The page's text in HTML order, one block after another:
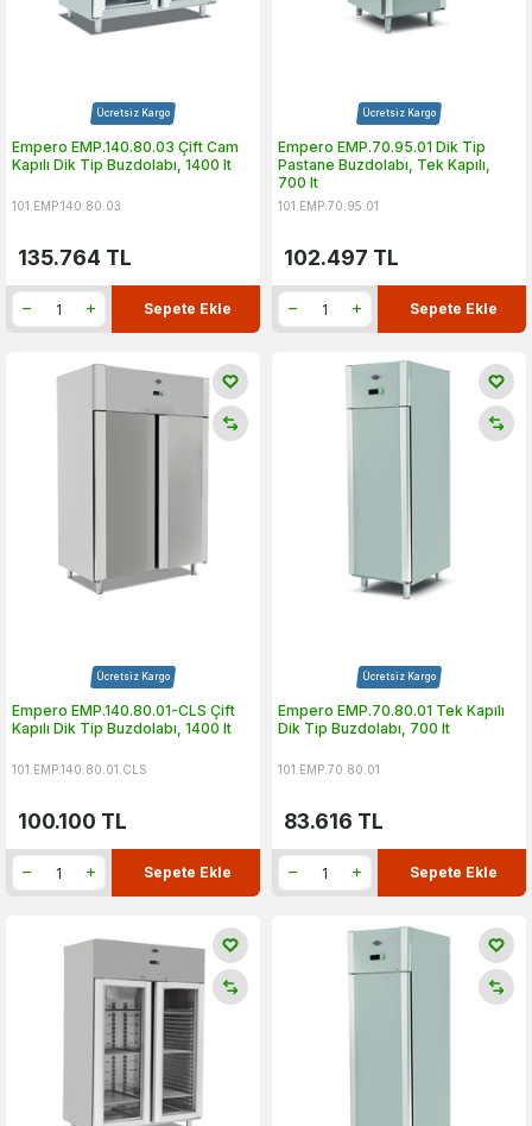
Ücretsiz Kargo
Empero EMP.140.80.03 Çift Cam
Kapılı Dik Tip Buzdolabı, 1400 lt
101.EMP.140.80.03
135.764 TL
Sepete Ekle
Ücretsiz Kargo
Empero EMP.70.95.01 Dik Tip
Pastane Buzdolabı, Tek Kapılı,
700 lt
101.EMP.70.95.01
102.497 TL
Sepete Ekle
Ücretsiz Kargo
Empero EMP.140.80.01-CLS Çift
Kapılı Dik Tip Buzdolabı, 1400 lt
101.EMP.140.80.01.CLS
100.100 TL
Sepete Ekle
Ücretsiz Kargo
Empero EMP.70.80.01 Tek Kapılı
Dik Tip Buzdolabı, 700 lt
101.EMP.70.80.01
83.616 TL
Sepete Ekle